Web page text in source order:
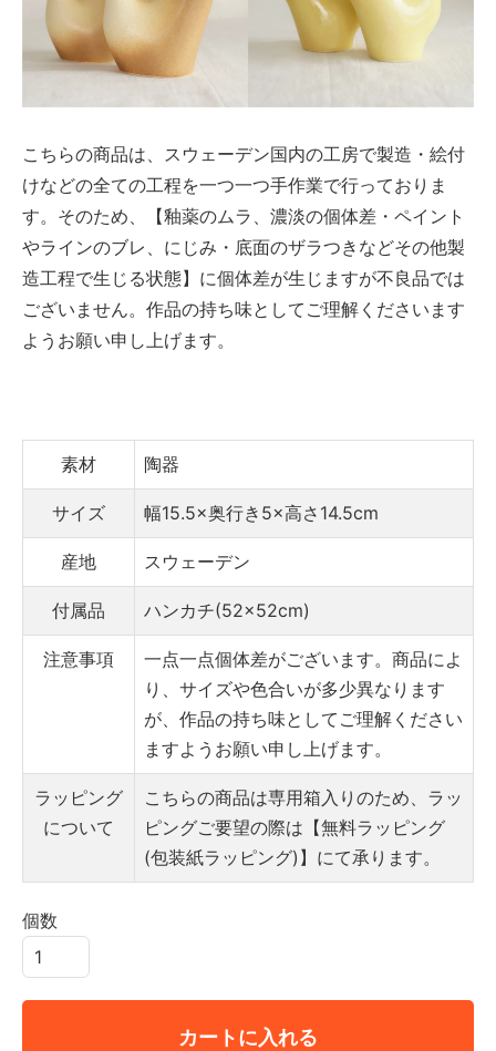
こちらの商品は、スウェーデン国内の工房で製造・絵付
けなどの全ての工程を一つ一つ手作業で行っておりま
す。そのため、【釉薬のムラ、濃淡の個体差・ペイント
やラインのブレ、にじみ・底面のザラつきなどその他製
造工程で生じる状態】に個体差が生じますが不良品では
ございません。作品の持ち味としてご理解くださいます
ようお願い申し上げます。
素材 陶器
サイズ 幅15.5×奥行き5×高さ14.5cm
産地 スウェーデン
付属品 ハンカチ(52×52cm)
注意事項
一点一点個体差がございます。商品によ
り、サイズや色合いが多少異なります
が、作品の持ち味としてご理解ください
ますようお願い申し上げます。
ラッピング
について
こちらの商品は専用箱入りのため、ラッ
ピングご要望の際は【無料ラッピング
(包装紙ラッピング)】にて承ります。
個数
カートに入れる